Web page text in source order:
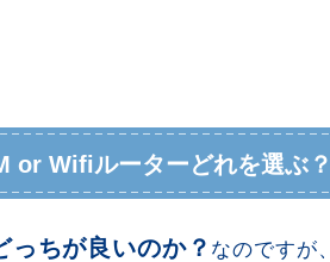
or Wifiルーターどれを選ぶ？
ちが良いのか？ なのですが、